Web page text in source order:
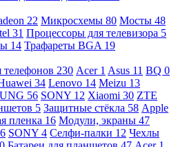
22 Микросхемы 80 Мосты 48
31 Процессоры для телевизора 5
14 Трафареты BGA 19
телефонов 230 Acer 1 Asus 11 BQ 0
34 Lenovo 14 Meizu 13
56 SONY 12 Xiaomi 30 ZTE
5 Защитные стёкла 58 Apple
пленка 16 Модули, экраны 47
6 SONY 4 Селфи-палки 12 Чехлы